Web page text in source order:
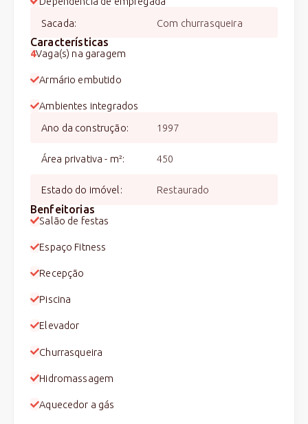
Sacada: Com churrasqueira
Características
4Vaga(s) na garagem
Armário embutido
Ambientes integrados
Ano da construção: 1997
Área privativa - m²: 450
Estado do imóvel: Restaurado
Benfeitorias
Salão de festas
Espaço Fitness
Recepção
Piscina
Elevador
Churrasqueira
Hidromassagem
Aquecedor a gás